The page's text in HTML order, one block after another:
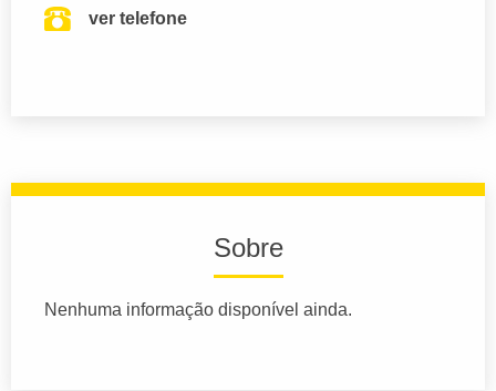
ver telefone
Sobre
Nenhuma informação disponível ainda.